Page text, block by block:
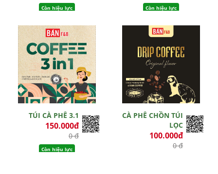
Còn hiệu lực Còn hiệu lực
TÚI CÀ PHÊ 3.1
150.000đ
0 đ
Còn hiệu lực
CÀ PHÊ CHỒN TÚI
LỌC
100.000đ
0 đ